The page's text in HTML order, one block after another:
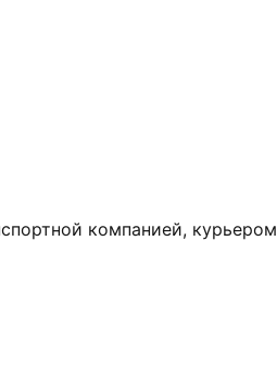
компанией, курьером